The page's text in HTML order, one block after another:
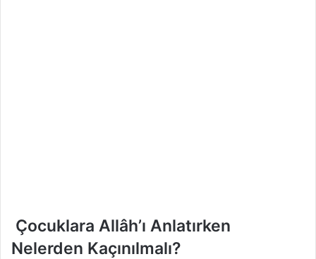
Çocuklara Allâh’ı Anlatırken
Nelerden Kaçınılmalı?